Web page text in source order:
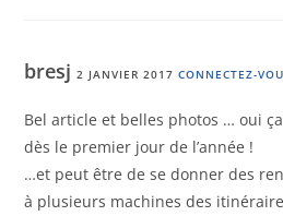
bresj2 JANVIER 2017 CONNECTEZ-
Bel article et belles photos … oui
dès le premier jour de l’année !
…et peut être de se donner des
à plusieurs machines des